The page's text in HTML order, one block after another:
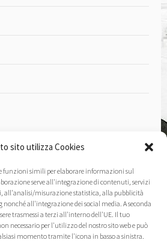
sito utilizza Cookies
funzioni simili per elaborare informazioni sul
serve all'integrazione di contenuti, servizi
all'analisi/misurazione statistica, alla pubblicità
all'integrazione dei social media. A seconda
trasmessi a terzi all'interno dell'UE. Il tuo
necessario per l'utilizzo del nostro sito web e può
momento tramite l'icona in basso a sinistra.